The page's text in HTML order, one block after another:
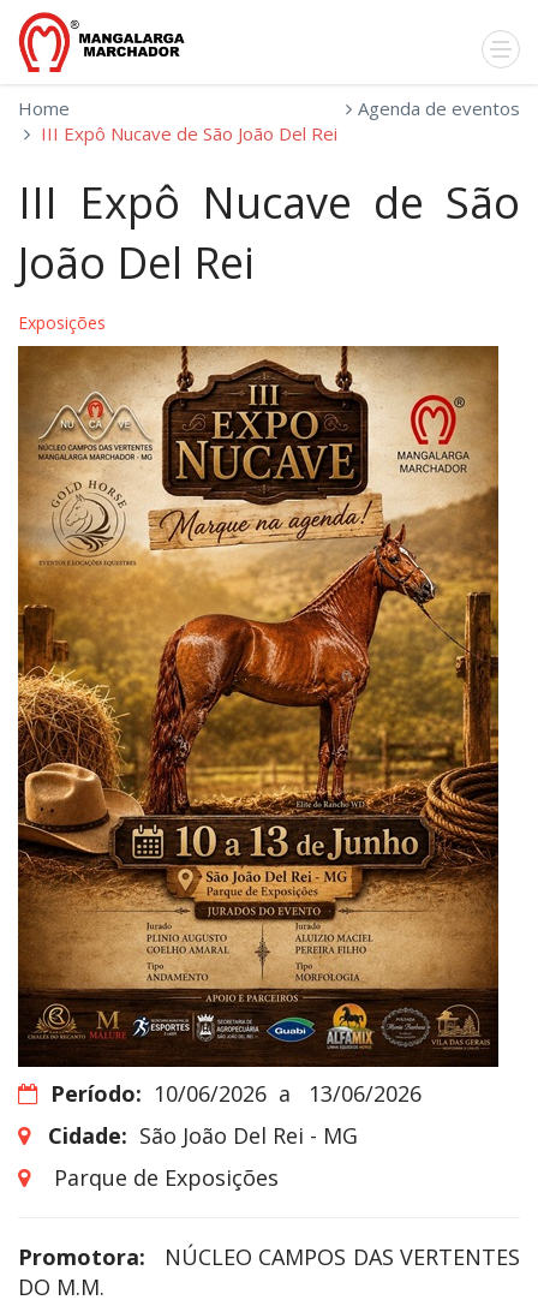
Home
Agenda de eventos
III Expô Nucave de São João Del Rei
III Expô Nucave de São
João Del Rei
Exposições
Período: 10/06/2026 a 13/06/2026
Cidade: São João Del Rei - MG
Parque de Exposições
Promotora:
NÚCLEO CAMPOS DAS VERTENTES
DO M.M.